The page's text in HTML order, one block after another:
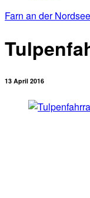
Farn an der
13 April 2016